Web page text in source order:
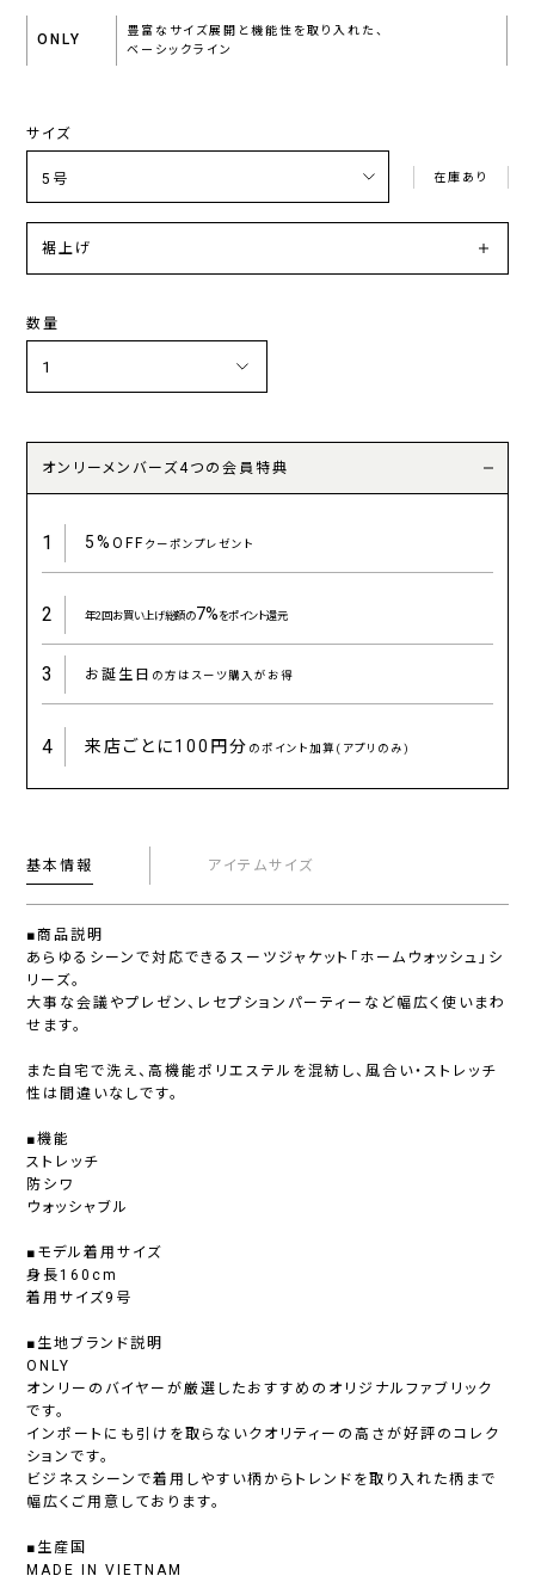
ONLY
豊富なサイズ展開と機能性を取り入れた、
ベーシックライン
サイズ
在庫あり
裾上げ
数量
オンリーメンバーズ4つの会員特典
1 5%OFFクーポンプレゼント
2 年2回お買い上げ総額の7%をポイント還元
3 お誕生日 の方はスーツ購入がお得
4 来店ごとに100円分 のポイント加算(アプリのみ)
基本情報 アイテムサイズ
■商品説明
あらゆるシーンで対応できるスーツジャケット「ホームウォッシュ」シ
リーズ。
大事な会議やプレゼン、レセプションパーティーなど幅広く使いまわ
せます。
また自宅で洗え、高機能ポリエステルを混紡し、風合い・ストレッチ
性は間違いなしです。
■機能
ストレッチ
防シワ
ウォッシャブル
■モデル着用サイズ
身長160cm
着用サイズ9号
■生地ブランド説明
ONLY
オンリーのバイヤーが厳選したおすすめのオリジナルファブリック
です。
インポートにも引けを取らないクオリティーの高さが好評のコレク
ションです。
ビジネスシーンで着用しやすい柄からトレンドを取り入れた柄まで
幅広くご用意しております。
■生産国
MADE IN VIETNAM